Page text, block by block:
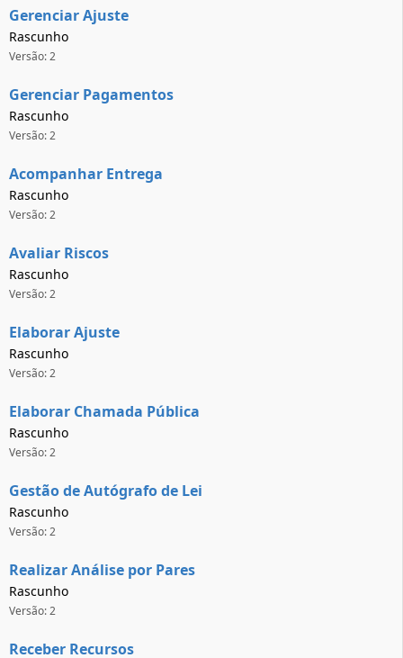
Gerenciar Ajuste
Rascunho
Versão: 2
Gerenciar Pagamentos
Rascunho
Versão: 2
Acompanhar Entrega
Rascunho
Versão: 2
Avaliar Riscos
Rascunho
Versão: 2
Elaborar Ajuste
Rascunho
Versão: 2
Elaborar Chamada Pública
Rascunho
Versão: 2
Gestão de Autógrafo de Lei
Rascunho
Versão: 2
Realizar Análise por Pares
Rascunho
Versão: 2
Receber Recursos